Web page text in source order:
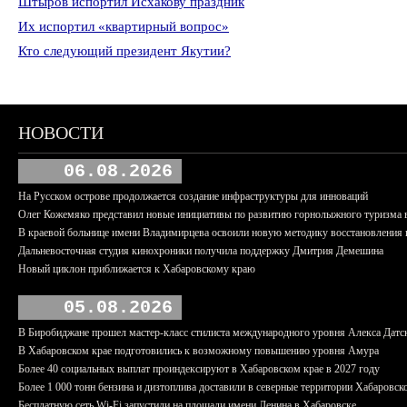
Их испортил «квартирный вопрос»
Кто следующий президент Якутии?
НОВОСТИ
06.08.2026
На Русском острове продолжается создание инфраструктуры для инноваций
Олег Кожемяко представил новые инициативы по развитию горнолыжного туризма
В краевой больнице имени Владимирцева освоили новую методику восстановления
Дальневосточная студия кинохроники получила поддержку Дмитрия Демешина
Новый циклон приближается к Хабаровскому краю
05.08.2026
В Биробиджане прошел мастер-класс стилиста международного уровня Алекса
В Хабаровском крае подготовились к возможному повышению уровня Амура
Более 40 социальных выплат проиндексируют в Хабаровском крае в 2027 году
Более 1 000 тонн бензина и дизтоплива доставили в северные территории